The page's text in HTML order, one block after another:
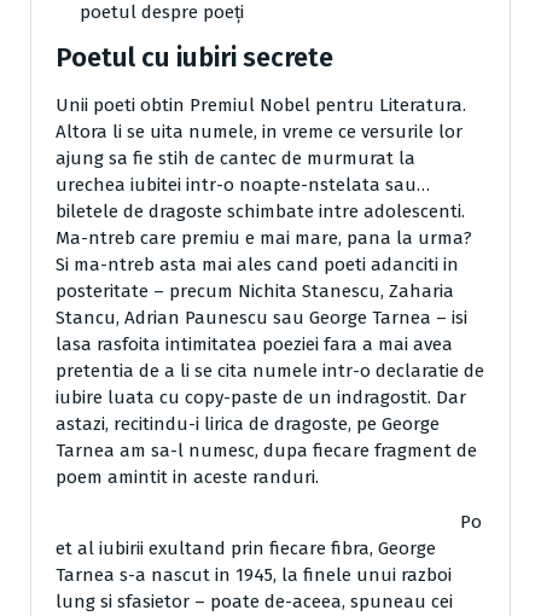
poetul despre poeți
Poetul cu iubiri secrete
Unii poeti obtin Premiul Nobel pentru Literatura.
Altora li se uita numele, in vreme ce versurile lor
ajung sa fie stih de cantec de murmurat la
urechea iubitei intr-o noapte-nstelata sau…
biletele de dragoste schimbate intre adolescenti.
Ma-ntreb care premiu e mai mare, pana la urma?
Si ma-ntreb asta mai ales cand poeti adanciti in
posteritate – precum Nichita Stanescu, Zaharia
Stancu, Adrian Paunescu sau George Tarnea – isi
lasa rasfoita intimitatea poeziei fara a mai avea
pretentia de a li se cita numele intr-o declaratie de
iubire luata cu copy-paste de un indragostit. Dar
astazi, recitindu-i lirica de dragoste, pe George
Tarnea am sa-l numesc, dupa fiecare fragment de
poem amintit in aceste randuri.
Po
et al iubirii exultand prin fiecare fibra, George
Tarnea s-a nascut in 1945, la finele unui razboi
lung si sfasietor – poate de-aceea, spuneau cei